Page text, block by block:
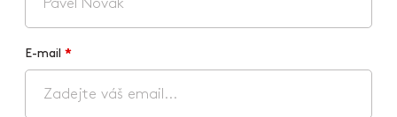
E-mail *